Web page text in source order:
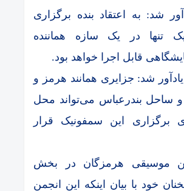
شد: به اعتقاد بنده برگزاری
تنها در یک سازه هماننده
قابل اجرا خواهد بود.
شد: جزایری همانند هرمز و
و ساحل بندرعباس می‌تواند محل
برگزاری این سمفونیک قرار
موسیقی هرمزگان در بخش
خود با بیان اینکه این انجمن